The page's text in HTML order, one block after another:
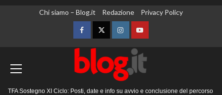
Chi siamo – Blog.it Redazione Privacy Policy
FacebookTwitterInstagramYouTube
TFA Sostegno XI Ciclo: Posti, date e info su avvio e conclusione del percorso